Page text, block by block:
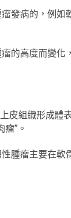
發病的，例如
的高度而變
皮組織形成體
”。
腫瘤主要在軟